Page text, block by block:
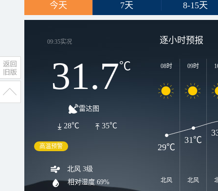
今天 7天 8-15天
09:35实况
31.7℃
雷达图
35℃
28℃
高温预警
北风 3级
相对湿度 69%
逐小时预报
08时
北风
09时
北风
29℃
31℃